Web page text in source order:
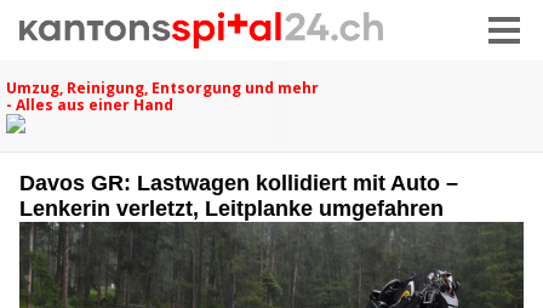
Davos GR: Lastwagen kollidiert mit Auto –
Lenkerin verletzt, Leitplanke umgefahren